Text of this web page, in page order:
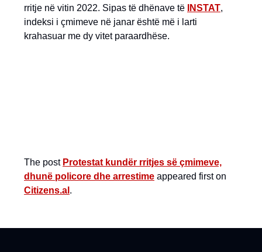
rritje në vitin 2022. Sipas të dhënave të
INSTAT,
indeksi i çmimeve në janar është më i larti
krahasuar me dy vitet paraardhëse.
The post Protestat kundër rritjes së çmimeve,
dhunë policore dhe arrestime appeared first on
Citizens.al .